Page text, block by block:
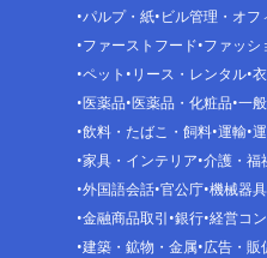
パルプ・紙 ビル管理・オフ
ファーストフード ファッシ
ペット リース・レンタル
医薬品 医薬品・化粧品 一
飲料・たばこ・飼料 運輸
家具・インテリア 介護・福
外国語会話 官公庁 機械器具
金融商品取引 銀行 経営コ
建築・鉱物・金属 広告・販